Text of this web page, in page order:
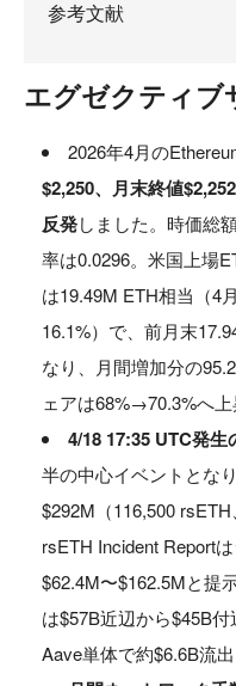
参考文献
エグゼクティブ
2026年4月の
$2,250、月末終値
反発しました。時価総
率は0.0296。米国上場
は19.49M ETH相当（4
16.1%）で、前月末
なり、月間増加分の
ェアは68%→70.3%へ上
4/18 17:35 UTC発
半の中心イベントとな
$292M（116,500
rsETH Incident Report
$62.4M〜$162.5Mと提
は$57B近辺から$45B付
Aave単体で約$6.6B流出